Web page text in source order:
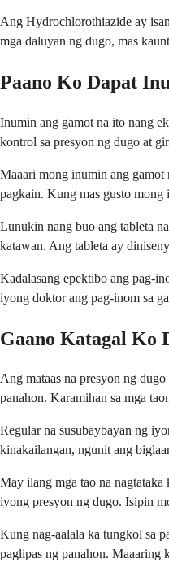
Ang Hydrochlorothiazide ay
mga daluyan ng dugo, mas
Paano Ko Dapat
Inumin ang gamot na ito nang
kontrol sa presyon ng dugo at
Maaari mong inumin ang
pagkain. Kung mas gusto mong
Lunukin nang buo ang tableta
katawan. Ang tableta ay
Kadalasang epektibo ang pag-
iyong doktor ang pag-inom sa
Gaano Katagal Ko
Ang mataas na presyon ng
panahon. Karamihan sa mga
Regular na susubaybayan ng
kinakailangan, ngunit ang
May ilang mga tao na
iyong presyon ng dugo. Isipin
Kung nag-aalala ka tungkol sa
paglipas ng panahon. Maaaring